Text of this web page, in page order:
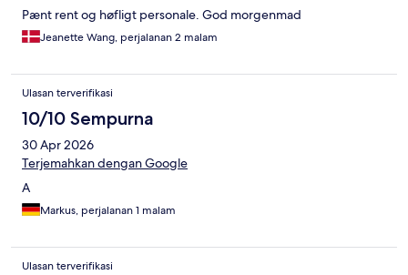
Pænt rent og høfligt personale. God morgenmad
Jeanette Wang, perjalanan 2 malam
Ulasan terverifikasi
10/10 Sempurna
30 Apr 2026
Terjemahkan dengan Google
A
Markus, perjalanan 1 malam
Ulasan terverifikasi